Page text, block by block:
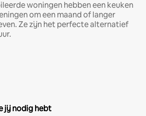
woningen hebben een keuken
om een maand of langer
Ze zijn het perfecte alternatief
jij nodig hebt